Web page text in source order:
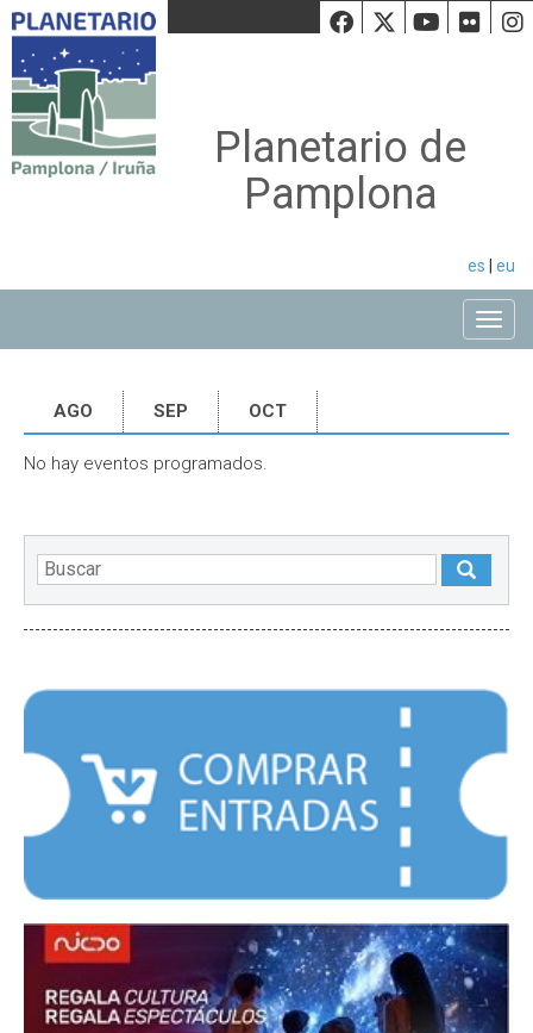
Facebook
Twiiter
Planetario de
Pamplona
es eu
AGO SEP OCT
No hay eventos programados.